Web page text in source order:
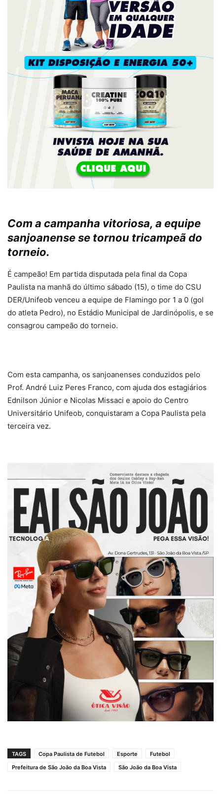
Com a campanha vitoriosa, a equipe
sanjoanense se tornou tricampeã do
torneio.
É campeão! Em partida disputada pela final da Copa
Paulista na manhã do último sábado (15), o time do CSU
DER/Unifeob venceu a equipe de Flamingo por 1 a 0 (gol
do atleta Pedro), no Estádio Municipal de Jardinópolis, e se
consagrou campeão do torneio.
Com esta campanha, os sanjoanenses conduzidos pelo
Prof. André Luiz Peres Franco, com ajuda dos estagiários
Ednilson Júnior e Nicolas Missaci e apoio do Centro
Universitário Unifeob, conquistaram a Copa Paulista pela
terceira vez.
TAGS Copa Paulista de Futebol Esporte
Futebol
Prefeitura de São João da Boa Vista
São João da Boa Vista